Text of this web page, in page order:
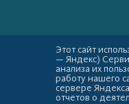
Этот сайт
— Яндекс)
анализа их
работу нашего
сервере
отчетов о